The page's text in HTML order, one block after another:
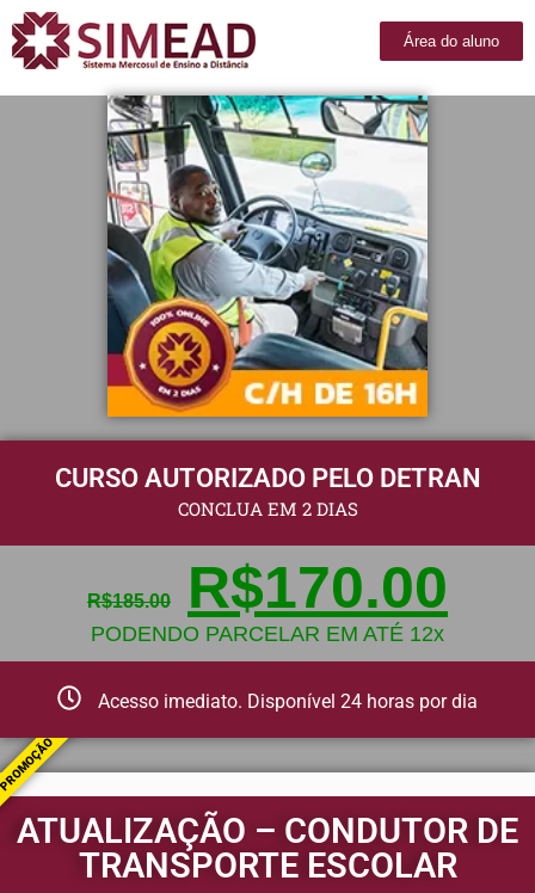
Área do aluno
CURSO AUTORIZADO PELO DETRAN
CONCLUA EM 2 DIAS
R$185.00 R$170.00
PODENDO PARCELAR EM ATÉ 12x
Acesso imediato. Disponível 24 horas por dia
ATUALIZAÇÃO – CONDUTOR DE
TRANSPORTE ESCOLAR